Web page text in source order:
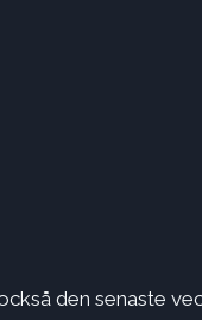
den senaste